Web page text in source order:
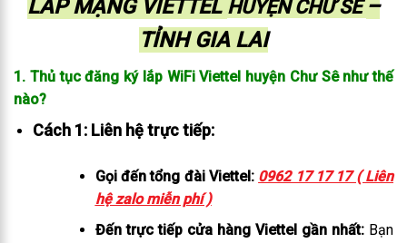
LẮP MẠNG VIETTEL HUYỆN CHƯ SÊ–
TỈNH GIA LAI
1. Thủ tục đăng ký lắp WiFi Viettel huyện Chư Sê như thế
nào?
Cách 1: Liên hệ trực tiếp:
Gọi đến tổng đài Viettel: 0962 17 17 17 ( Liên
hệ zalo miễn phí )
Đến trực tiếp cửa hàng Viettel gần nhất:Bạn